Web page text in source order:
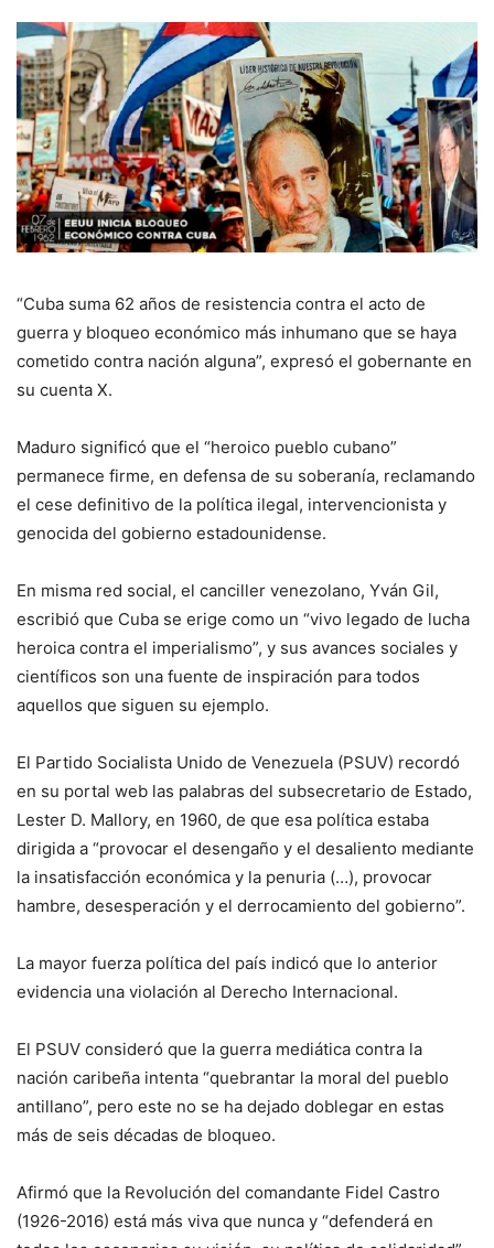
“Cuba suma 62 años de resistencia contra el acto de
guerra y bloqueo económico más inhumano que se haya
cometido contra nación alguna”, expresó el gobernante en
su cuenta X.
Maduro significó que el “heroico pueblo cubano”
permanece firme, en defensa de su soberanía, reclamando
el cese definitivo de la política ilegal, intervencionista y
genocida del gobierno estadounidense.
En misma red social, el canciller venezolano, Yván Gil,
escribió que Cuba se erige como un “vivo legado de lucha
heroica contra el imperialismo”, y sus avances sociales y
científicos son una fuente de inspiración para todos
aquellos que siguen su ejemplo.
El Partido Socialista Unido de Venezuela (PSUV) recordó
en su portal web las palabras del subsecretario de Estado,
Lester D. Mallory, en 1960, de que esa política estaba
dirigida a “provocar el desengaño y el desaliento mediante
la insatisfacción económica y la penuria (…), provocar
hambre, desesperación y el derrocamiento del gobierno”.
La mayor fuerza política del país indicó que lo anterior
evidencia una violación al Derecho Internacional.
El PSUV consideró que la guerra mediática contra la
nación caribeña intenta “quebrantar la moral del pueblo
antillano”, pero este no se ha dejado doblegar en estas
más de seis décadas de bloqueo.
Afirmó que la Revolución del comandante Fidel Castro
(1926-2016) está más viva que nunca y “defenderá en